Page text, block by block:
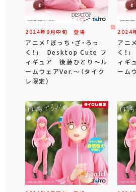
2024年9 月中旬 登場
アニメ「ぼっち・ざ・ろっ
く！」 Desktop Cute フ
ィギュア 後藤ひとり～ル
ームウェアVer.～（タイク
レ限定）
2024
アニ
く！
ィギ
ーム